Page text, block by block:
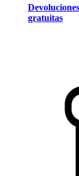
Devoluciones
gratuitas